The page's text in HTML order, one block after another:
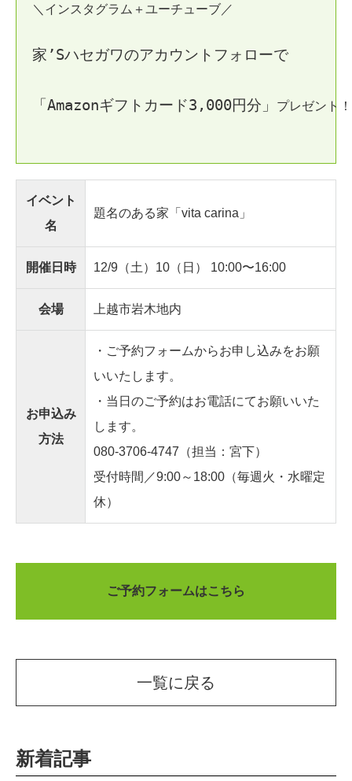
＼インスタグラム＋ユーチューブ／
家’Sハセガワのアカウントフォローで
「Amazonギフトカード3,000円分」 プレゼント！
イベント
名
題名のある家「vita carina」
開催日時 12/9（土）10（日） 10:00〜16:00
会場 上越市岩木地内
お申込み
方法
・ご予約フォームからお申し込みをお願
いいたします。
・当日のご予約はお電話にてお願いいた
します。
080-3706-4747 （担当：宮下）
受付時間／9:00～18:00（毎週火・水曜定
休）
ご予約フォームはこちら
一覧に戻る
新着記事